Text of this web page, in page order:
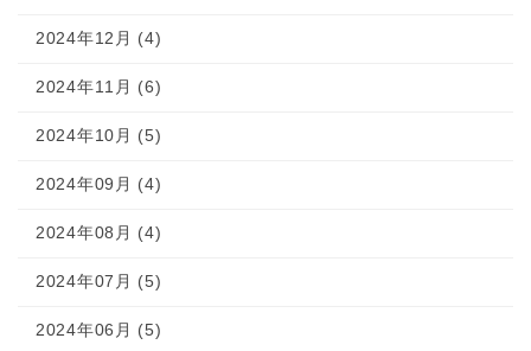
2024年12月 (4)
2024年11月 (6)
2024年10月 (5)
2024年09月 (4)
2024年08月 (4)
2024年07月 (5)
2024年06月 (5)